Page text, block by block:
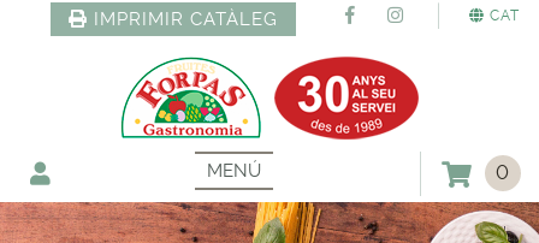
CAT
IMPRIMIR CATÀLEG
MENÚ 0